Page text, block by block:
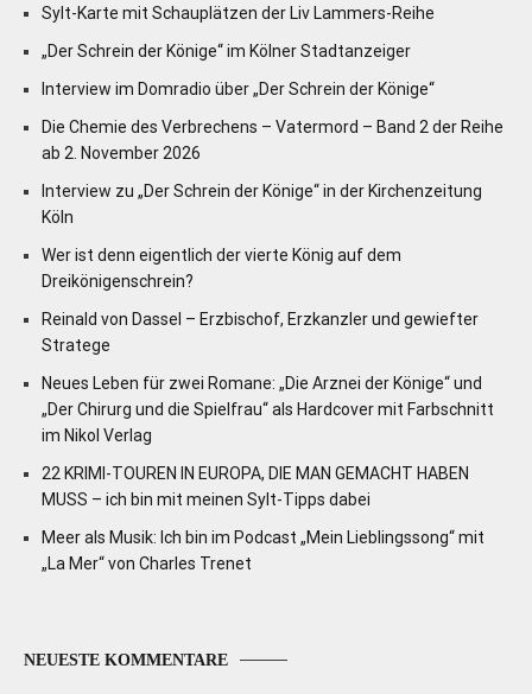
Sylt-Karte mit Schauplätzen der Liv Lammers-Reihe
„Der Schrein der Könige“ im Kölner Stadtanzeiger
Interview im Domradio über „Der Schrein der Könige“
Die Chemie des Verbrechens – Vatermord – Band 2 der Reihe
ab 2. November 2026
Interview zu „Der Schrein der Könige“ in der Kirchenzeitung
Köln
Wer ist denn eigentlich der vierte König auf dem
Dreikönigenschrein?
Reinald von Dassel – Erzbischof, Erzkanzler und gewiefter
Stratege
Neues Leben für zwei Romane: „Die Arznei der Könige“ und
„Der Chirurg und die Spielfrau“ als Hardcover mit Farbschnitt
im Nikol Verlag
22 KRIMI-TOUREN IN EUROPA, DIE MAN GEMACHT HABEN
MUSS – ich bin mit meinen Sylt-Tipps dabei
Meer als Musik: Ich bin im Podcast „Mein Lieblingssong“ mit
„La Mer“ von Charles Trenet
NEUESTE KOMMENTARE